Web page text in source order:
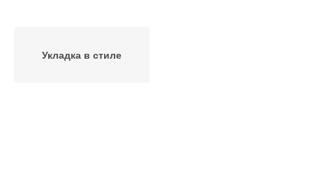
Укладка в стиле